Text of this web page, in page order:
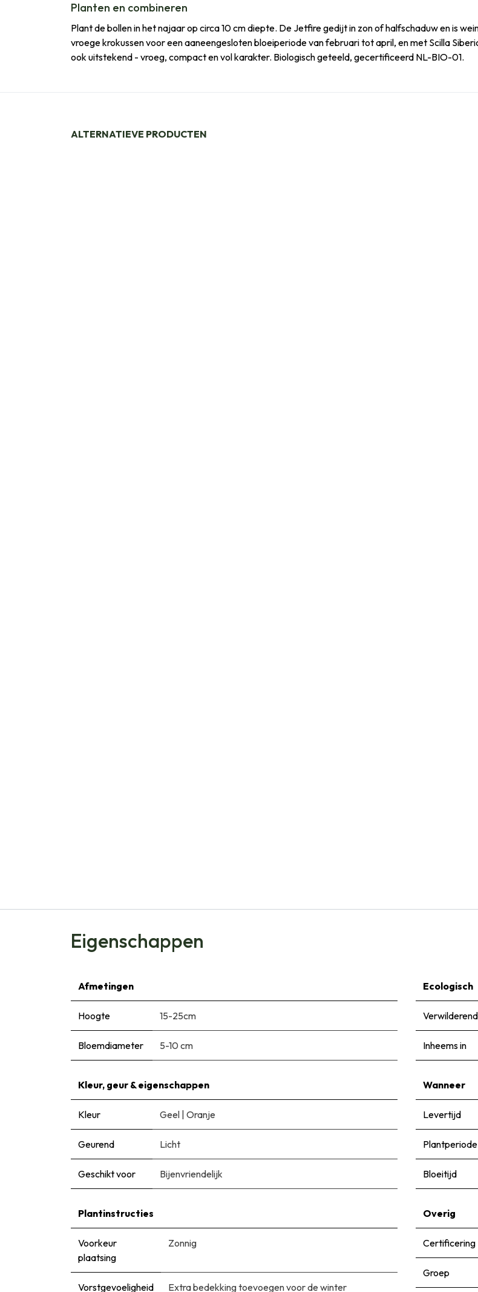
Planten en combineren
Plant de bollen in het najaar op circa 10 cm diepte. De Jetfire gedijt in zon of halfschaduw en is
vroege krokussen voor een aaneengesloten bloeiperiode van februari tot april, en met Scilla
ook uitstekend - vroeg, compact en vol karakter. Biologisch geteeld, gecertificeerd NL-BIO-01.
ALTERNATIEVE PRODUCTEN
Eigenschappen
Afmetingen
Hoogte 15-25cm
Bloemdiameter 5-10 cm
Ecologisch
Verwilderend
Inheems in
Kleur, geur & eigenschappen
Kleur Geel Oranje
Geurend Licht
Geschikt voor Bijenvriendelijk
Wanneer
Levertijd
Plantperiode
Bloeitijd
Plantinstructies
Voorkeur
plaatsing
Zonnig
Vorstgevoeligheid Extra bedekking toevoegen voor de winter
Overig
Certificering
Groep